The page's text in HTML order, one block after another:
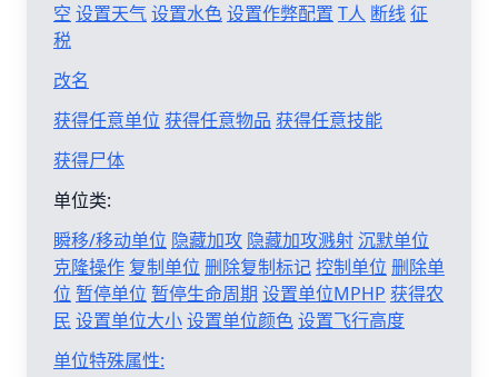
空 设置天气设置水色设置作弊配置 T人 断线征
税
改名
获得任意单位 获得任意物品 获得任意技能
获得尸体
单位类:
瞬移/移动单位 隐藏加攻 隐藏加攻溅射沉默单位
克隆操作 复制单位 删除复制标记控制单位 删除单
位 暂停单位 暂停生命周期 设置单位MPHP 获得农
民 设置单位大小设置单位颜色设置飞行高度
单位特殊属性: